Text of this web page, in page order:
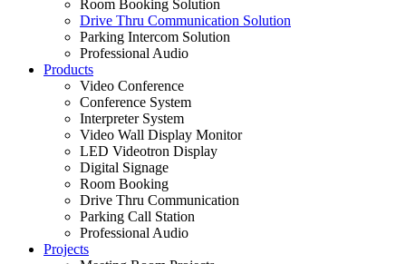
Room Booking Solution
Drive Thru Communication Solution
Parking Intercom Solution
Professional Audio
Products
Video Conference
Conference System
Interpreter System
Video Wall Display Monitor
LED Videotron Display
Digital Signage
Room Booking
Drive Thru Communication
Parking Call Station
Professional Audio
Projects